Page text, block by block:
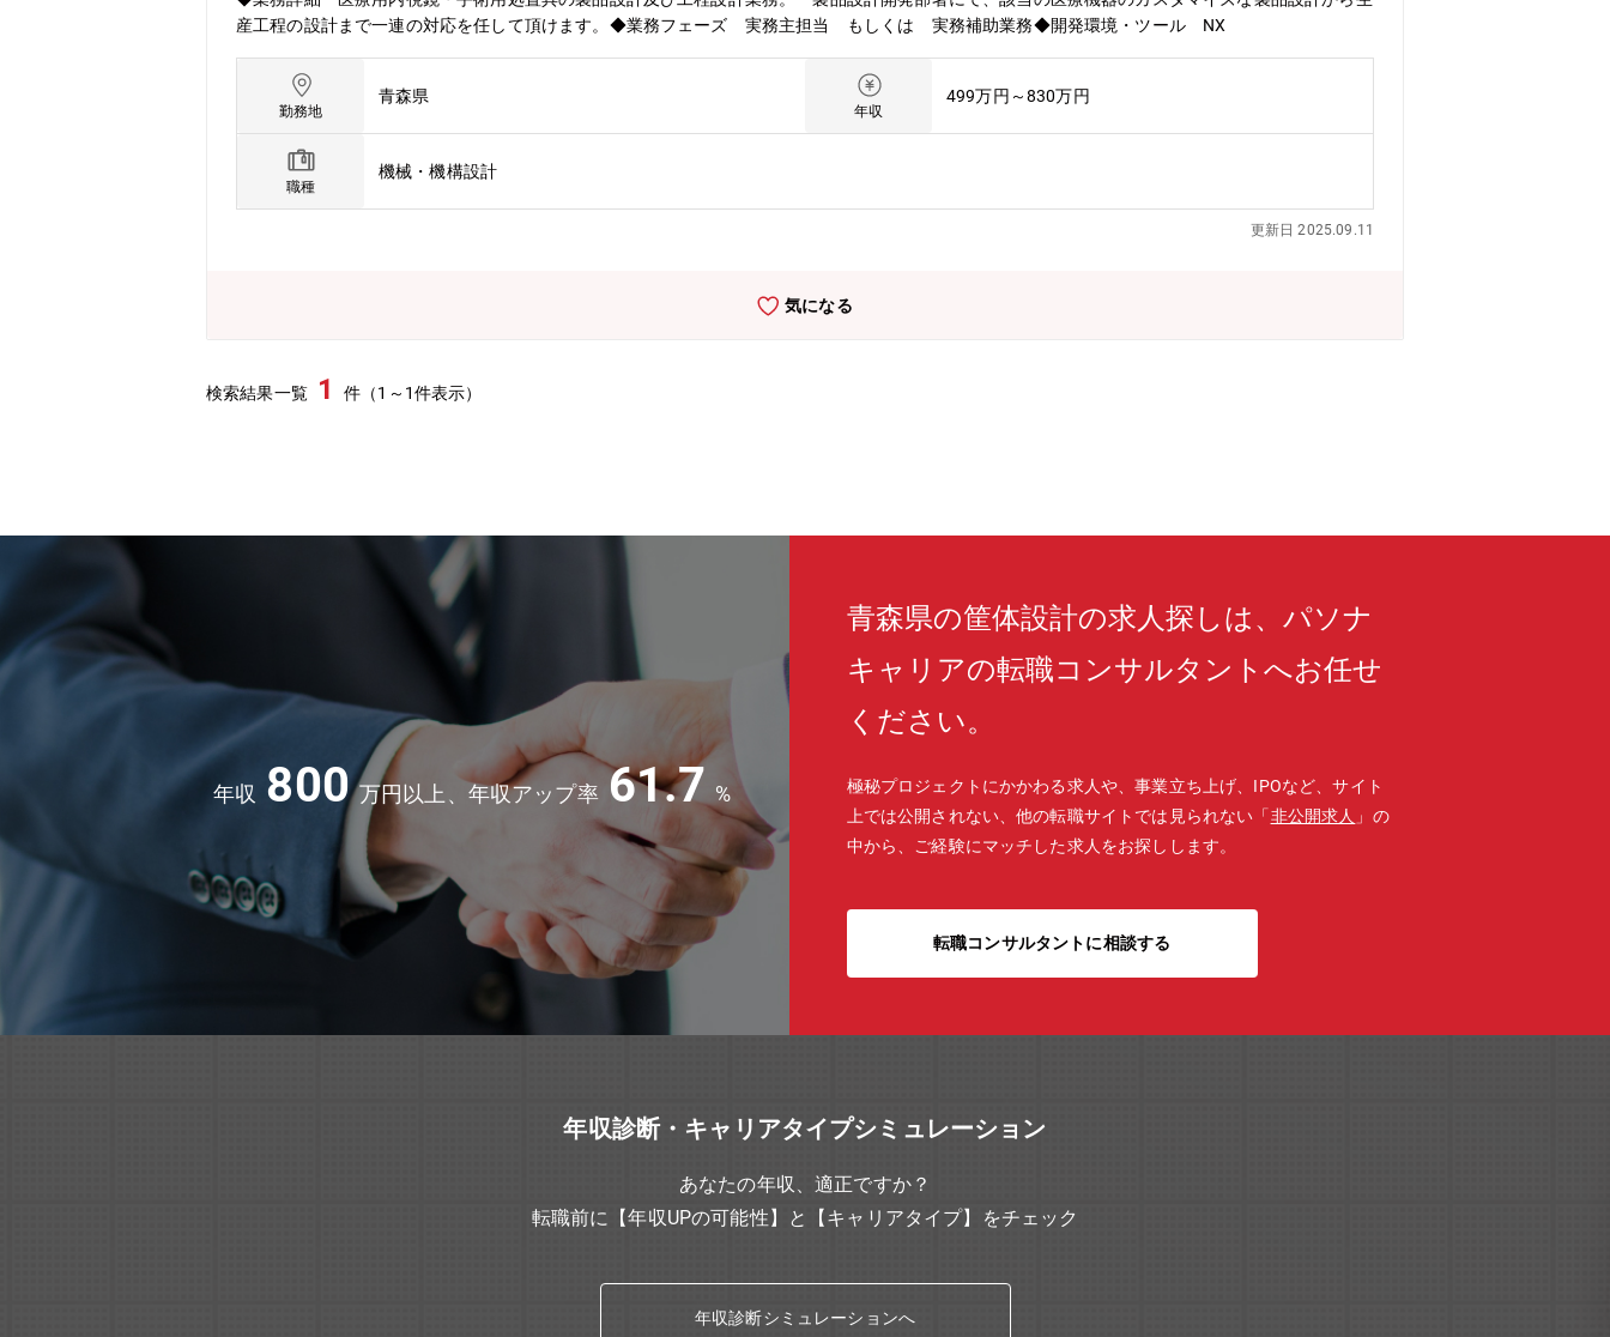
産工程の設計まで一連の対応を任して頂けます。◆業務フェーズ 実務主担当 もしくは 実務補助業務◆開発環境・ツール NX
勤務地
青森県
年収
499万円～830万円
職種
機械・機構設計
更新日 2025.09.11
気になる
検索結果一覧 1 件（1～1件表示）
年収 800 万円以上、年収アップ率 61.7 %
青森県の筐体設計の求人探しは、パソナ
キャリアの転職コンサルタントへお任せ
ください。
極秘プロジェクトにかかわる求人や、事業立ち上げ、IPOなど、サイト
上では公開されない、他の転職サイトでは見られない「非公開求人 」の
中から、ご経験にマッチした求人をお探しします。
転職コンサルタントに相談する
年収診断・キャリアタイプシミュレーション
あなたの年収、適正ですか？
転職前に【年収UPの可能性】と【キャリアタイプ】をチェック
年収診断シミュレーションへ